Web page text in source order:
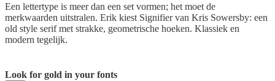
Een lettertype is meer dan een set vormen; het moet de
merkwaarden uitstralen. Erik kiest Signifier van Kris Sowersby: een
old style serif met strakke, geometrische hoeken. Klassiek en
modern tegelijk.
Look for gold in your fonts